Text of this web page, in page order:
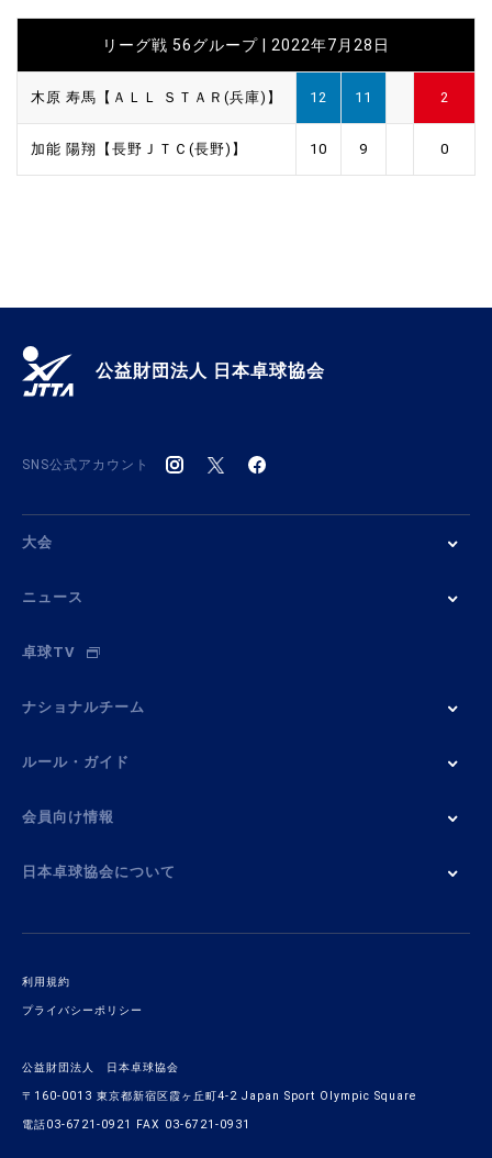
リーグ戦 56グループ | 2022年7月28日
木原 寿馬【ＡＬＬ ＳＴＡＲ(兵庫)】 12 11 2
加能 陽翔【長野ＪＴＣ(長野)】 10 9 0
公益財団法人 日本卓球協会
SNS公式アカウント
大会
ニュース
卓球TV
ナショナルチーム
ルール・ガイド
会員向け情報
日本卓球協会について
利用規約
プライバシーポリシー
公益財団法人 日本卓球協会
〒160-0013 東京都新宿区霞ヶ丘町4-2 Japan Sport Olympic Square
電話03-6721-0921 FAX 03-6721-0931